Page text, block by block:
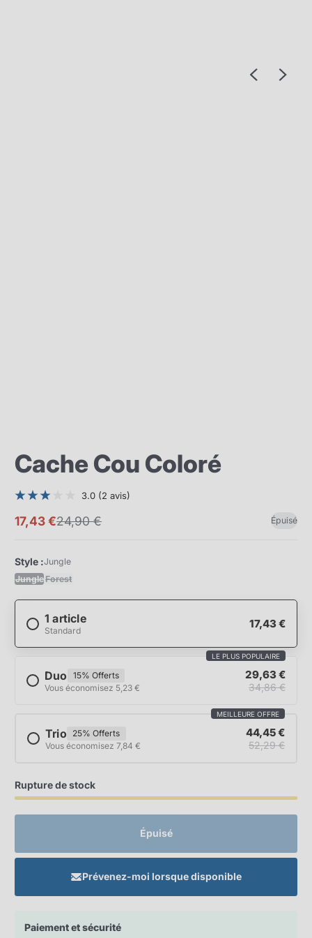
Cache Cou Coloré
3.0 (2 avis)
Prix
17,43 €
Prix
24,90 € Épuisé
Style :Jungle
JungleForest
1 article
Standard
17,43 €
LE PLUS POPULAIRE
Duo
15% Offerts
Vous économisez 5,23 €
29,63 €
34,86 €
MEILLEURE OFFRE
Trio
25% Offerts
Vous économisez 7,84 €
44,45 €
52,29 €
Rupture de stock
Épuisé
Prévenez-moi lorsque disponible
Paiement et sécurité